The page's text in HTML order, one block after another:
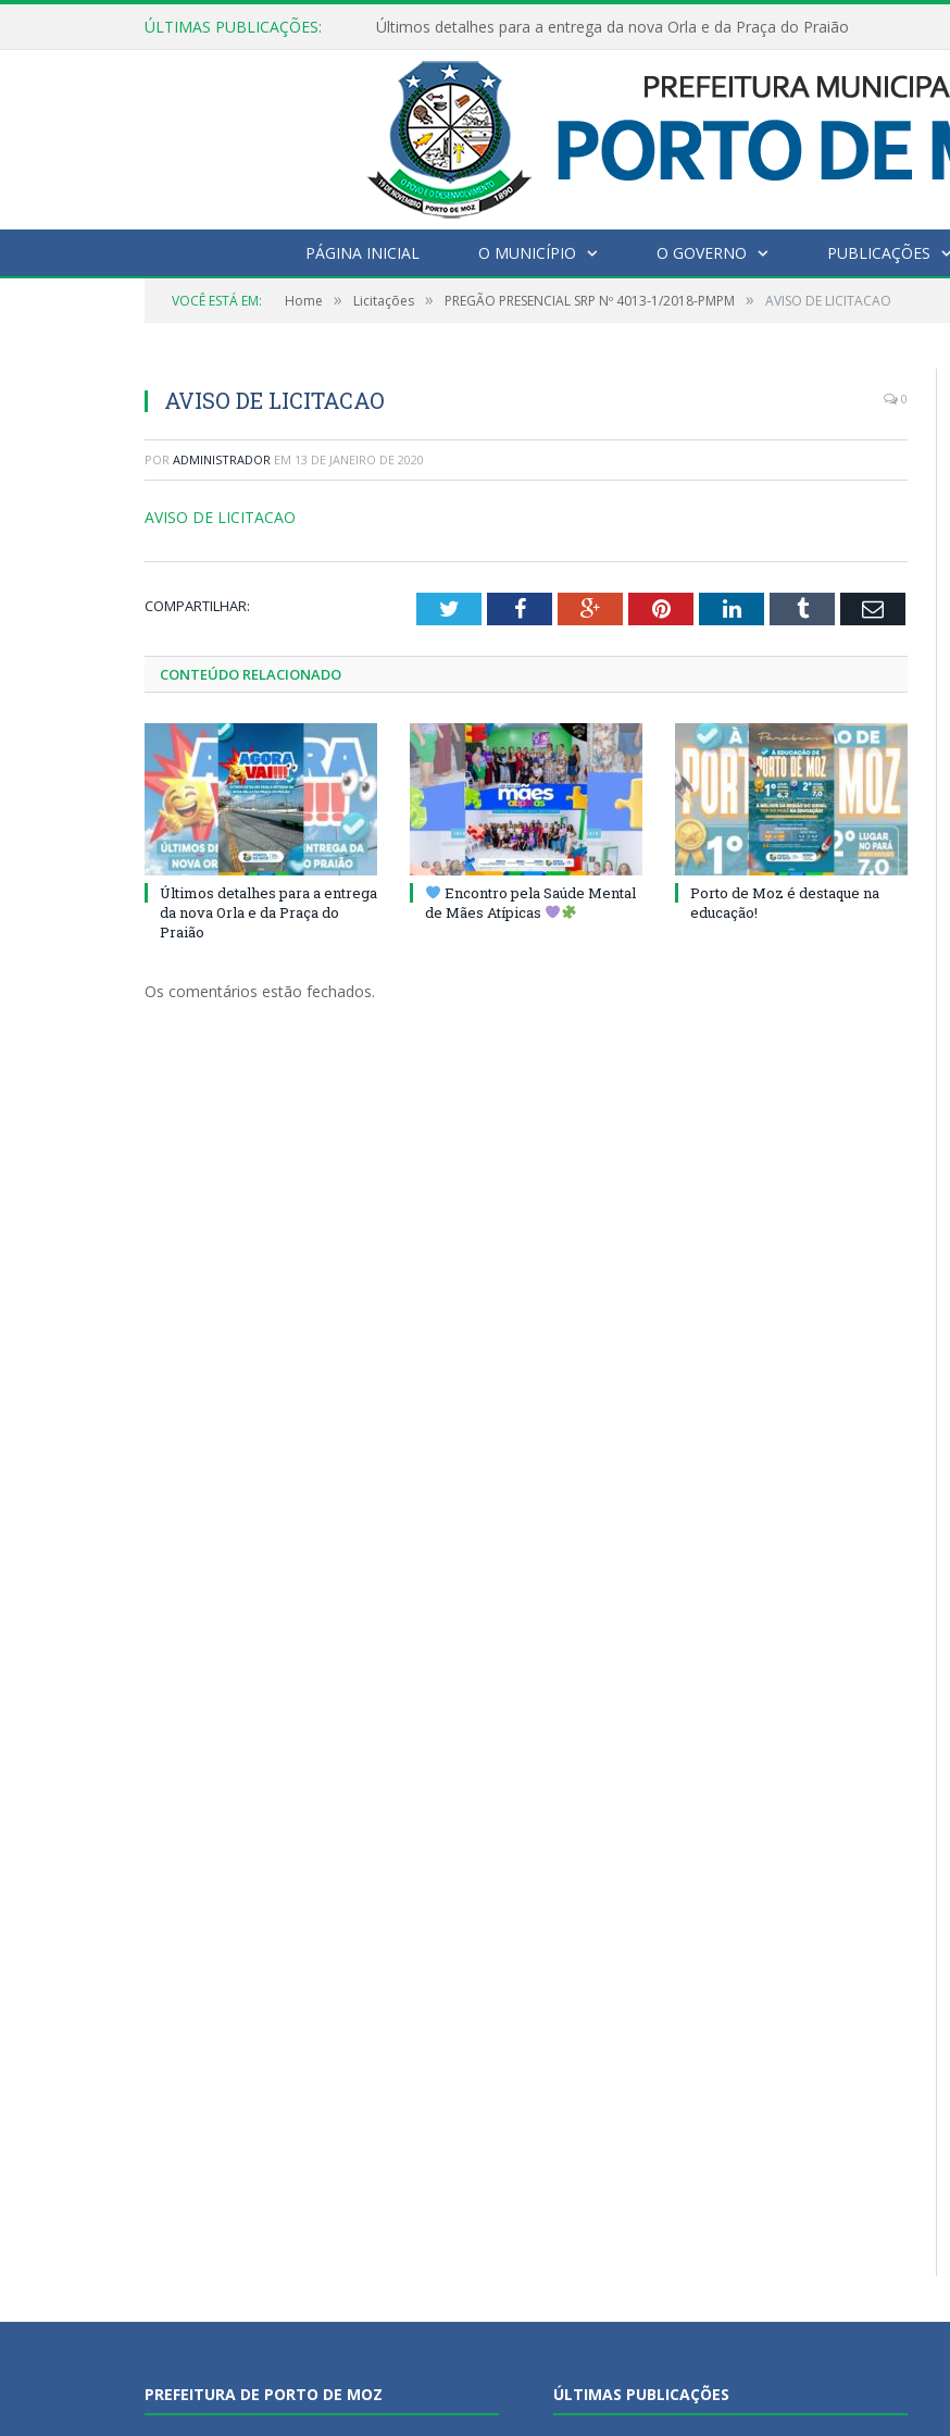
ÚLTIMAS PUBLICAÇÕES: Últimos detalhes para a entrega da nova Orla e da Praça do Praião
PÁGINA INICIAL O MUNICÍPIO O GOVERNO PUBLICAÇÕES
VOCÊ ESTÁ EM: Home » Licitações » PREGÃO PRESENCIAL SRP Nº 4013-1/2018-PMPM » AVISO DE LICITACAO
AVISO DE LICITACAO 0
POR ADMINISTRADOR EM 13 DE JANEIRO DE 2020
AVISO DE LICITACAO
COMPARTILHAR: TwitterFacebookGoogle+PinterestLinkedInTumblr Email
CONTEÚDO RELACIONADO
Últimos detalhes para a entrega
da nova Orla e da Praça do
Praião
Encontro pela Saúde Mental
de Mães Atípicas
Porto de Moz é destaque na
educação!
Os comentários estão fechados.
PREFEITURA DE PORTO DE MOZ ÚLTIMAS PUBLICAÇÕES